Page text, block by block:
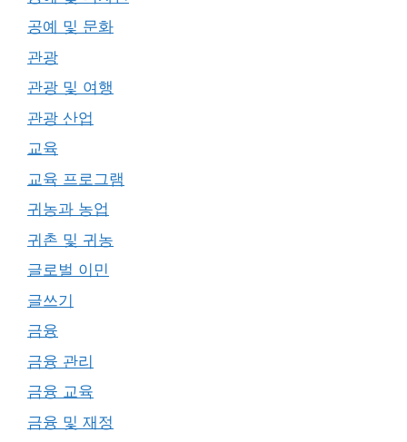
공예 및 문화
관광
관광 및 여행
관광 산업
교육
교육 프로그램
귀농과 농업
귀촌 및 귀농
글로벌 이민
글쓰기
금융
금융 관리
금융 교육
금융 및 재정